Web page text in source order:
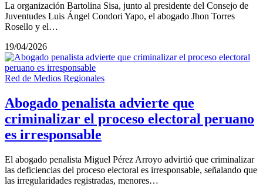
La organización Bartolina Sisa, junto al presidente del Consejo de
Juventudes Luis Ángel Condori Yapo, el abogado Jhon Torres
Rosello y el…
19/04/2026
Red de Medios Regionales
Abogado penalista advierte que
criminalizar el proceso electoral peruano
es irresponsable
El abogado penalista Miguel Pérez Arroyo advirtió que criminalizar
las deficiencias del proceso electoral es irresponsable, señalando que
las irregularidades registradas, menores…